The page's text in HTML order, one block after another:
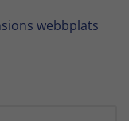
webbplats